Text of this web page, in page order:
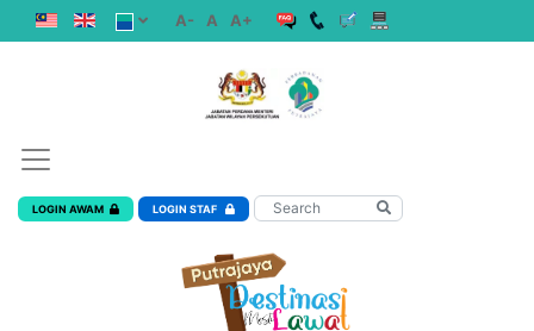
A- A A+
LOGIN AWAM LOGIN STAF